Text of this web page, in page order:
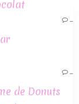
de Donuts